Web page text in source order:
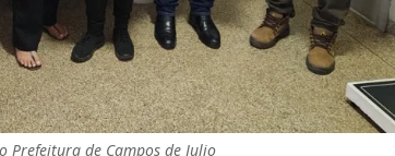
Prefeitura de Campos de Julio